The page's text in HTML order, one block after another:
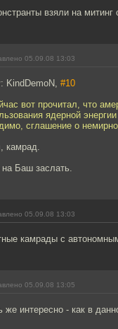
взяли на митинг
05.09.08 13:03
KindDemoN, #10
вот прочитал, что
ядерной
сглашение о
камрад.
на Баш заслать.
05.09.08 13:03
камрады с
05.09.08 13:05
же интересно - как в